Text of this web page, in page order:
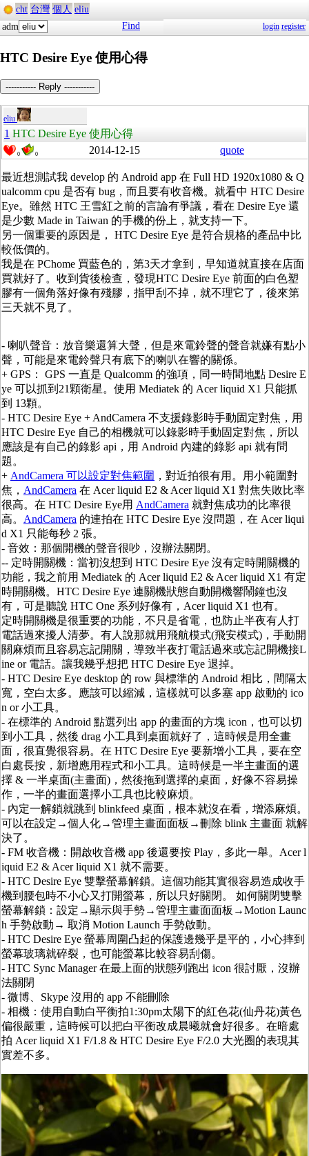
cht 台灣 個人 eliu
adm
Find login register
HTC Desire Eye 使用心得
----------- Reply -----------
eliu
1 HTC Desire Eye 使用心得
0 0 2014-12-15 quote
最近想測試我 develop 的 Android app 在 Full HD 1920x1080 & Q
ualcomm cpu 是否有 bug，而且要有收音機。就看中 HTC Desire
Eye。雖然 HTC 王雪紅之前的言論有爭議，看在 Desire Eye 還
是少數 Made in Taiwan 的手機的份上，就支持一下。
另一個重要的原因是， HTC Desire Eye 是符合規格的產品中比
較低價的。
我是在 PChome 買藍色的，第3天才拿到，早知道就直接在店面
買就好了。收到貨後檢查，發現HTC Desire Eye 前面的白色塑
膠有一個角落好像有殘膠，指甲刮不掉，就不理它了，後來第
三天就不見了。
- 喇叭聲音：放音樂還算大聲，但是來電鈴聲的聲音就嫌有點小
聲，可能是來電鈴聲只有底下的喇叭在響的關係。
+ GPS： GPS 一直是 Qualcomm 的強項，同一時間地點 Desire E
ye 可以抓到21顆衛星。使用 Mediatek 的 Acer liquid X1 只能抓
到 13顆。
- HTC Desire Eye + AndCamera 不支援錄影時手動固定對焦，用
HTC Desire Eye 自己的相機就可以錄影時手動固定對焦，所以
應該是有自己的錄影 api，用 Android 內建的錄影 api 就有問
題。
+ AndCamera 可以設定對焦範圍 ，對近拍很有用。用小範圍對
焦， AndCamera 在 Acer liquid E2 & Acer liquid X1 對焦失敗比率
很高。在 HTC Desire Eye用 AndCamera 就對焦成功的比率很
高。 AndCamera 的連拍在 HTC Desire Eye 沒問題，在 Acer liqui
d X1 只能每秒 2 張。
- 音效：那個開機的聲音很吵，沒辦法關閉。
-- 定時開關機：當初沒想到 HTC Desire Eye 沒有定時開關機的
功能，我之前用 Mediatek 的 Acer liquid E2 & Acer liquid X1 有定
時開關機。HTC Desire Eye 連關機狀態自動開機響鬧鐘也沒
有，可是聽說 HTC One 系列好像有，Acer liquid X1 也有。
定時開關機是很重要的功能，不只是省電，也防止半夜有人打
電話過來擾人清夢。有人說那就用飛航模式(飛安模式)，手動開
關麻煩而且容易忘記開關，導致半夜打電話過來或忘記開機接L
ine or 電話。讓我幾乎想把 HTC Desire Eye 退掉。
- HTC Desire Eye desktop 的 row 與標準的 Android 相比，間隔太
寬，空白太多。應該可以縮減，這樣就可以多塞 app 啟動的 ico
n or 小工具。
- 在標準的 Android 點選列出 app 的畫面的方塊 icon，也可以切
到小工具，然後 drag 小工具到桌面就好了，這時候是用全畫
面，很直覺很容易。在 HTC Desire Eye 要新增小工具，要在空
白處長按，新增應用程式和小工具。這時候是一半主畫面的選
擇 & 一半桌面(主畫面)，然後拖到選擇的桌面，好像不容易操
作，一半的畫面選擇小工具也比較麻煩。
- 內定一解鎖就跳到 blinkfeed 桌面，根本就沒在看，增添麻煩。
可以在設定→個人化→管理主畫面面板→刪除 blink 主畫面 就解
決了。
- FM 收音機：開啟收音機 app 後還要按 Play，多此一舉。Acer l
iquid E2 & Acer liquid X1 就不需要。
- HTC Desire Eye 雙擊螢幕解鎖。這個功能其實很容易造成收手
機到腰包時不小心又打開螢幕，所以只好關閉。 如何關閉雙擊
螢幕解鎖：設定→顯示與手勢→管理主畫面面板→Motion Launc
h 手勢啟動→ 取消 Motion Launch 手勢啟動。
- HTC Desire Eye 螢幕周圍凸起的保護邊幾乎是平的，小心摔到
螢幕玻璃就碎裂，也可能螢幕比較容易刮傷。
- HTC Sync Manager 在最上面的狀態列跑出 icon 很討厭，沒辦
法關閉
- 微博、Skype 沒用的 app 不能刪除
- 相機：使用自動白平衡拍1:30pm太陽下的紅色花(仙丹花)黃色
偏很嚴重，這時候可以把白平衡改成晨曦就會好很多。在暗處
拍 Acer liquid X1 F/1.8 & HTC Desire Eye F/2.0 大光圈的表現其
實差不多。